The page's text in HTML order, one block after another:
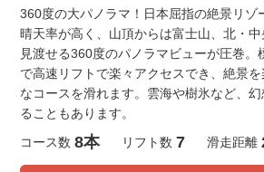
360度の大パノラマ！日本屈指の絶景リゾ
晴天率が高く、山頂からは富士山、北・
見渡せる360度のパノラマビューが圧巻。
で高速リフトで楽々アクセスでき、絶景
なコースを滑れます。雲海や樹氷など、幻
ることもあります。
コース数 8本 リフト数 7 滑走距離